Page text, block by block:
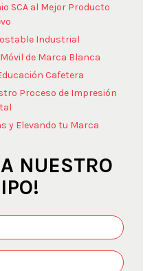
SCA al Mejor Producto
Industrial
de Marca Blanca
Cafetera
Proceso de Impresión
y Elevando tu Marca
NUESTRO